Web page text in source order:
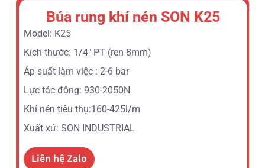
Búa rung khí nén SON K25
Model: K25
Kích thước: 1/4″ PT (ren 8mm)
Áp suất làm việc : 2-6 bar
Lực tác động: 930-2050N
Khí nén tiêu thụ:160-425l/m
Xuất xứ: SON INDUSTRIAL
Liên hệ Zalo